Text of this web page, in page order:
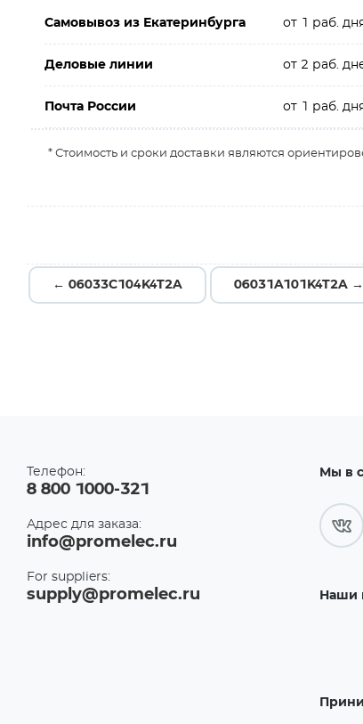
Самовывоз из Екатеринбурга от 1 раб.
Деловые линии от 2 раб.
Почта России от 1 раб.
* Стоимость и сроки доставки являются
← 06033C104K4T2A 06031A101K4T2A →
Телефон:
8 800 1000-321
Адрес для заказа:
info@promelec.ru
For suppliers:
supply@promelec.ru
Мы в
Наши